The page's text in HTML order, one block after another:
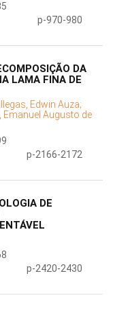
p-970-980
DA
LAMA FINA DE
Edwin Auza;
Emanuel Augusto de
p-2166-2172
DE
p-2420-2430